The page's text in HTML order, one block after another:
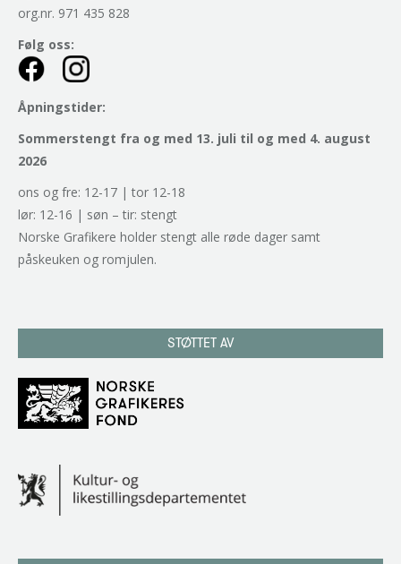
org.nr. 971 435 828
Følg oss:
Åpningstider:
Sommerstengt fra og med 13. juli til og med 4. august
2026
ons og fre: 12-17 | tor 12-18
lør: 12-16 | søn – tir: stengt
Norske Grafikere holder stengt alle røde dager samt
påskeuken og romjulen.
STØTTET AV